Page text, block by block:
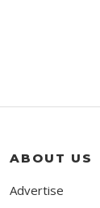
ABOUT US
Advertise